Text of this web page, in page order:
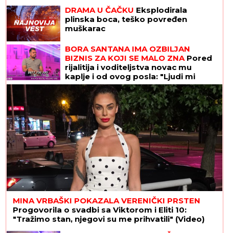
DRAMA U ČAČKU Eksplodirala
plinska boca, teško povređen
muškarac
BORA SANTANA IMA OZBILJAN
BIZNIS ZA KOJI SE MALO ZNA Pored
rijalitija i voditeljstva novac mu
kaplje i od ovog posla: "Ljudi mi
dolaze svakodnevno"
MINA VRBAŠKI POKAZALA VERENIČKI PRSTEN
Progovorila o svadbi sa Viktorom i Eliti 10:
"Tražimo stan, njegovi su me prihvatili" (Video)